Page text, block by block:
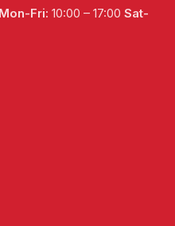
Mon-Fri: 10:00 – 17:00 Sat-